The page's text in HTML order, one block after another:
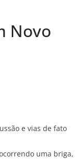
Novo
e vias de fato
uma briga,